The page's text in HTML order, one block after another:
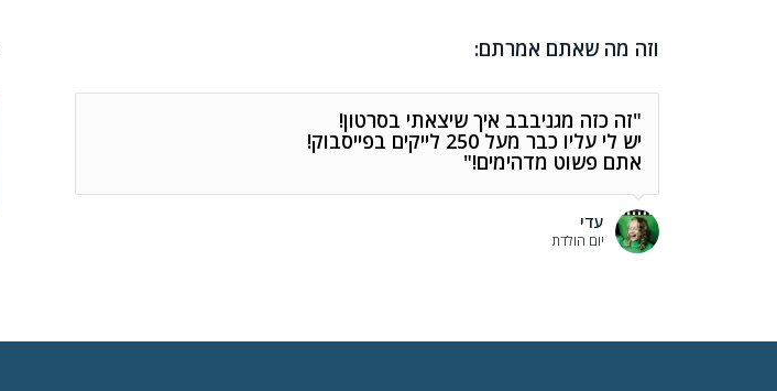
וזה מה שאתם אמרתם:
"זה כזה מגניבבב איך שיצאתי בסרטון!
יש לי עליו כבר מעל 250 לייקים בפייסבוק!
אתם פשוט מדהימים!"
עדי
יום הולדת